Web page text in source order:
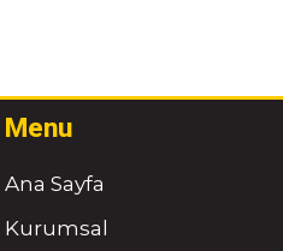
Menu
Ana Sayfa
Kurumsal